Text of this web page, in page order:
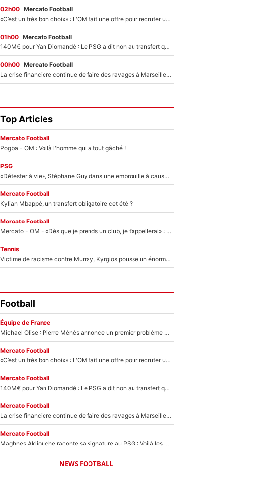
02h00 Mercato Football
«C’est un très bon choix» : L'OM fait une offre pour recruter un ancien joueur du PSG... et c'est validé dans l'After Foot !
01h00 Mercato Football
140M€ pour Yan Diomandé : Le PSG a dit non au transfert qui bat tous les records sur le mercato
00h00 Mercato Football
La crise financière continue de faire des ravages à Marseille : L’OM a placé 12 joueurs sur le marché des transferts… et ça pourrait lui rapporter près de 100M€ !
Top Articles
Mercato Football
Pogba - OM : Voilà l'homme qui a tout gâché !
PSG
«Détester à vie», Stéphane Guy dans une embrouille à cause du PSG !
Mercato Football
Kylian Mbappé, un transfert obligatoire cet été ?
Mercato Football
Mercato - OM - «Dès que je prends un club, je t’appellerai» : La promesse de Marcelino au moment de claquer la porte
Tennis
Victime de racisme contre Murray, Kyrgios pousse un énorme coup de gueule !
Football
Équipe de France
Michael Olise : Pierre Ménès annonce un premier problème pour Zinedine Zidane en équipe de France
Mercato Football
«C’est un très bon choix» : L'OM fait une offre pour recruter un ancien joueur du PSG... et c'est validé dans l'After Foot !
Mercato Football
140M€ pour Yan Diomandé : Le PSG a dit non au transfert qui bat tous les records sur le mercato
Mercato Football
La crise financière continue de faire des ravages à Marseille : L’OM a placé 12 joueurs sur le marché des transferts… et ça pourrait lui rapporter près de 100M€ !
Mercato Football
Maghnes Akliouche raconte sa signature au PSG : Voilà les coulisses de son transfert de rêve à 50M€
NEWS FOOTBALL